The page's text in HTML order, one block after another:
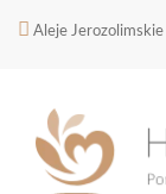
Aleje